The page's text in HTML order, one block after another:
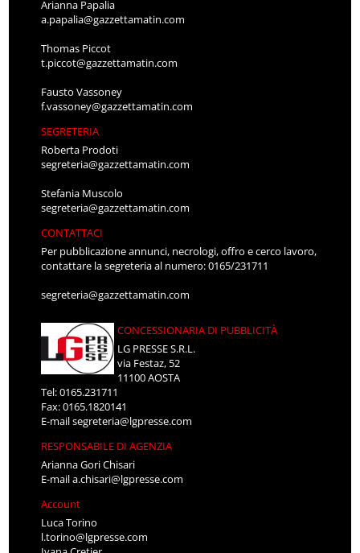
Arianna Papalia
a.papalia@gazzettamatin.com
Thomas Piccot
t.piccot@gazzettamatin.com
Fausto Vassoney
f.vassoney@gazzettamatin.com
SEGRETERIA
Roberta Prodoti
segreteria@gazzettamatin.com
Stefania Muscolo
segreteria@gazzettamatin.com
CONTATTACI
Per pubblicazione annunci, necrologi, offro e cerco lavoro,
contattare la segreteria al numero: 0165/231711
segreteria@gazzettamatin.com
CONCESSIONARIA DI PUBBLICITÀ
LG PRESSE S.R.L.
via Festaz, 52
11100 AOSTA
Tel: 0165.231711
Fax: 0165.1820141
E-mailsegreteria@lgpresse.com
RESPONSABILE DI AGENZIA
Arianna Gori Chisari
E-maila.chisari@lgpresse.com
Account
Luca Torino
l.torino@lgpresse.com